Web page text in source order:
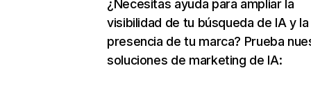
¿Necesitas ayuda para ampliar la
visibilidad de tu búsqueda de IA y la
presencia de tu marca? Prueba
soluciones de marketing de IA: